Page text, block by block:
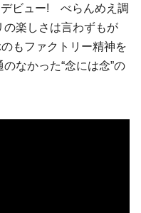
デビュー! べらんめえ調
の楽しさは言わずもが
もファクトリー精神を
なかった“念には念”の